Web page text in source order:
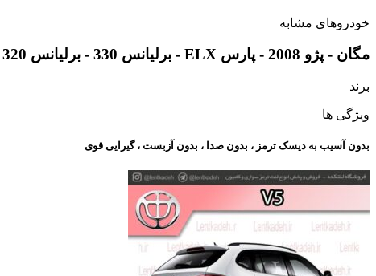
خودروهای مشابه
مگان - پژو 2008 - پارس ELX - برلیانس 330 - برلیانس 320 - برلیانس v5 - بسترن b30 - رنو اسکالا - رنو داستر - سیتروئن c3 - ام جی 360 - عقب ام جی 350 - ام جی GT
برند
ویژگی ها
بدون آسیب به دیسک ترمز ، بدون صدا ، بدون آزبست ، گیرایی قوی​